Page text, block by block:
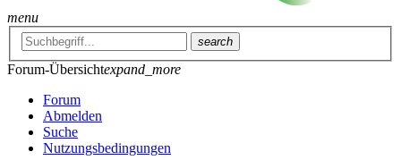
menu
search
Forum-Übersichtexpand_more
Forum
Abmelden
Suche
Nutzungsbedingungen